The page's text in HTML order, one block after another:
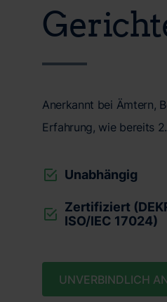
Anerkannt bei Ämtern,
Erfahrung, wie bereits
Unabhängig
Zertifiziert
ISO/IEC 17024)
UNVERBINDLICH